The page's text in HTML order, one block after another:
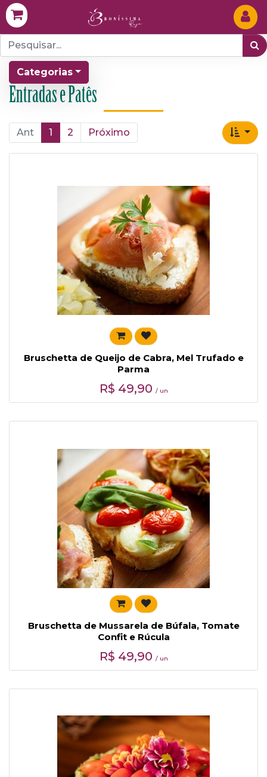
Categorias
Entradas e Patês
Ant 1 2 Próximo
Bruschetta de Queijo de Cabra, Mel Trufado e
Parma
R$ 49,90 / un
Bruschetta de Mussarela de Búfala, Tomate
Confit e Rúcula
R$ 49,90 / un